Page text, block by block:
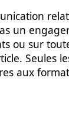
un
ou sur
Seules
aux